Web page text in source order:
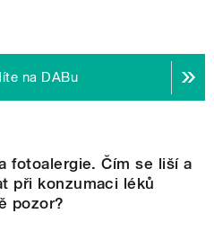
na DABu
fotoalergie. Čím se liší a
při konzumaci léků
pozor?